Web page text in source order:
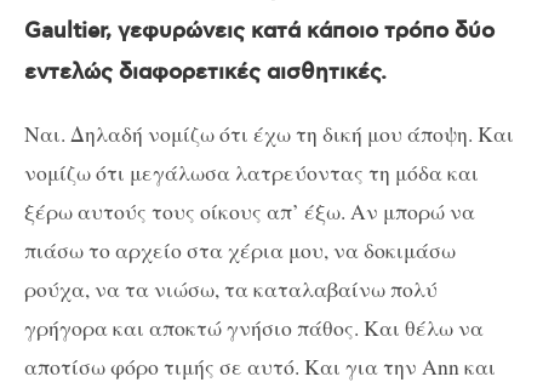
Gaultier, γεφυρώνεις κατά κάποιο τρόπο δύο
εντελώς διαφορετικές αισθητικές.
Ναι. Δηλαδή νομίζω ότι έχω τη δική μου άποψη. Και
νομίζω ότι μεγάλωσα λατρεύοντας τη μόδα και
ξέρω αυτούς τους οίκους απ’ έξω. Αν μπορώ να
πιάσω το αρχείο στα χέρια μου, να δοκιμάσω
ρούχα, να τα νιώσω, τα καταλαβαίνω πολύ
γρήγορα και αποκτώ γνήσιο πάθος. Και θέλω να
αποτίσω φόρο τιμής σε αυτό. Και για την Ann και